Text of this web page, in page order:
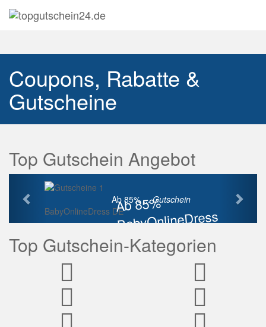
Coupons, Rabatte &
Gutscheine
Top Gutschein Angebot
Ab 85%
BabyOnlineDress
Rabatt
Ab 85% ...Gutschein
BabyOnlineDress DE
Vorherige
Top Gutschein-Kategorien